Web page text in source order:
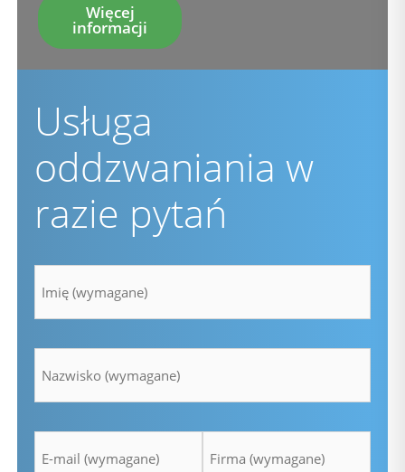
Więcej
informacji
Usługa
oddzwaniania w
razie pytań
e-
mail
*